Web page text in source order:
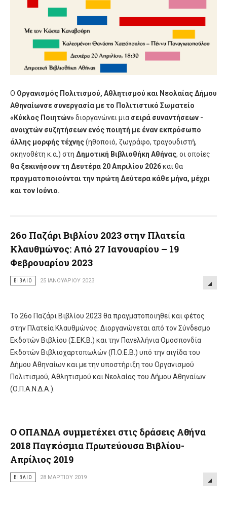
Ο Οργανισμός Πολιτισμού, Αθλητισμού και Νεολαίας Δήμου
Αθηναίωνσε συνεργασία με το Πολιτιστικό Σωματείο
«Κύκλος Ποιητών»διοργανώνει μια σειρά συναντήσεων -
ανοιχτών συζητήσεων ενός ποιητή με έναν εκπρόσωπο
άλλης μορφής τέχνης(ηθοποιό, ζωγράφο, τραγουδιστή,
σκηνοθέτη κ.α.) στη Δημοτική Βιβλιοθήκη Αθήνας, οι οποίες
θα ξεκινήσουν τη Δευτέρα 20 Απριλίου 2026και θα
πραγματοποιούνται την πρώτη Δεύτερα κάθε μήνα, μέχρι
και τον Ιούνιο.
26ο Παζάρι Βιβλίου 2023 στην Πλατεία
Κλαυθμώνος: Από 27 Ιανουαρίου – 19
Φεβρουαρίου 2023
ΒΙΒΛΊΟ 25 ΙΑΝΟΥΑΡΊΟΥ 2023
Το 26ο Παζάρι Βιβλίου 2023 θα πραγματοποιηθεί και φέτος
στην Πλατεία Κλαυθμώνος. Διοργανώνεται από τον Σύνδεσμο
Εκδοτών Βιβλίου (Σ.ΕΚ.Β.) και την Πανελλήνια Ομοσπονδία
Εκδοτών Βιβλιοχαρτοπωλών (Π.Ο.Ε.Β.) υπό την αιγίδα του
Δήμου Αθηναίων και με την υποστήριξη του Οργανισμού
Πολιτισμού, Αθλητισμού και Νεολαίας του Δήμου Αθηναίων
(Ο.Π.Α.Ν.Δ.Α.).
Ο ΟΠΑΝΔΑ συμμετέχει στις δράσεις Αθήνα
2018 Παγκόσμια Πρωτεύουσα Βιβλίου-
Απρίλιος 2019
ΒΙΒΛΊΟ 28 ΜΑΡΤΊΟΥ 2019